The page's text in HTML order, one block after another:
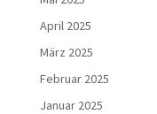
April 2025
März 2025
Februar 2025
Januar 2025